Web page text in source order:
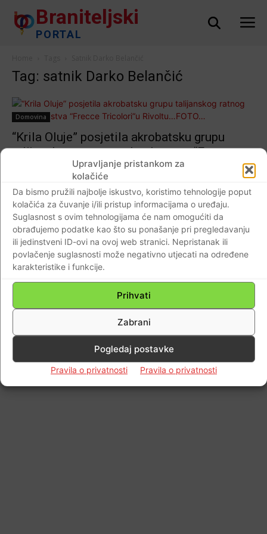
Upravljanje pristankom za
kolačiće
Da bismo pružili najbolje iskustvo, koristimo tehnologije poput
kolačića za čuvanje i/ili pristup informacijama o uređaju.
Suglasnost s ovim tehnologijama će nam omogućiti da
obrađujemo podatke kao što su ponašanje pri pregledavanju
ili jedinstveni ID-ovi na ovoj web stranici. Nepristanak ili
povlačenje suglasnosti može negativno utjecati na određene
karakteristike i funkcije.
Prihvati
Zabrani
Pogledaj postavke
Pravila o privatnosti Pravila o privatnosti
Braniteljski
PORTAL
Tag: satnik Darko Belančić
Domovina
“Krila Oluje” posjetila akrobatsku grupu
talijanskog ratnog zrakoplovstva “Frecce
Tricolori“u Rivoltu…FOTO…
Impressum Kontaktirajte nas Pravila o privatnosti
© Newspaper WordPress Theme by TagDiv